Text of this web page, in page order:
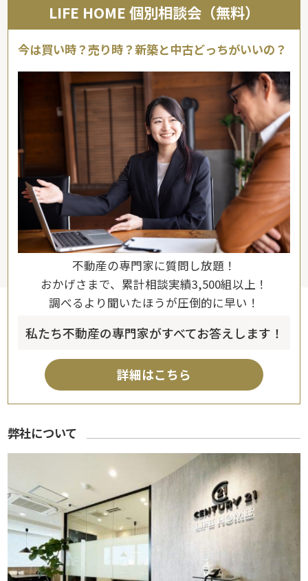
LIFE HOME 個別相談会（無料）
今は買い時？売り時？新築と中古どっちがいいの？
不動産の専門家に質問し放題！
おかげさまで、累計相談実績3,500組以上！
調べるより聞いたほうが圧倒的に早い！
私たち不動産の専門家がすべてお答えします！
詳細はこちら
弊社について